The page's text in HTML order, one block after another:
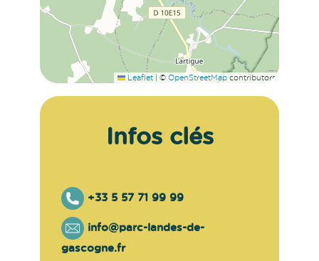
Leaflet | © OpenStreetMap contributors
Infos clés
+33 5 57 71 99 99
info@parc-landes-de-
gascogne.fr